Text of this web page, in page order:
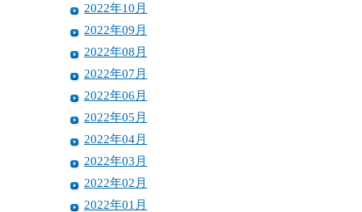
2022年10月
2022年09月
2022年08月
2022年07月
2022年06月
2022年05月
2022年04月
2022年03月
2022年02月
2022年01月